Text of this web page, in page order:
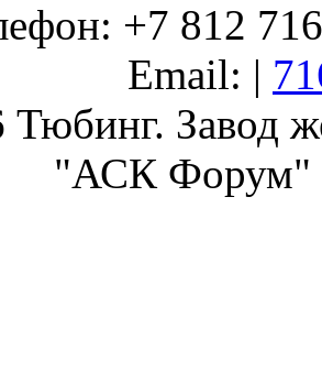
+7 812
Email: |
Завод
"АСК Форум"